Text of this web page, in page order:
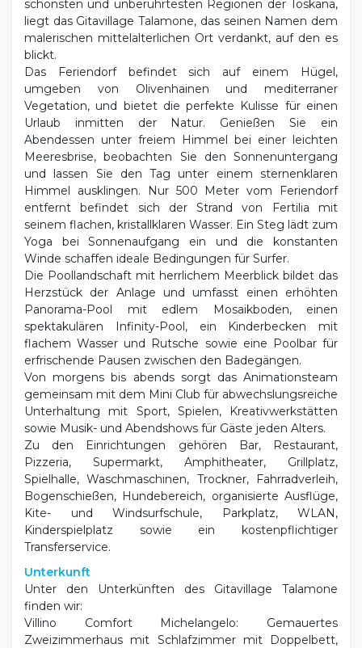
schönsten und unberührtesten Regionen der Toskana,
liegt das Gitavillage Talamone, das seinen Namen dem
malerischen mittelalterlichen Ort verdankt, auf den es
blickt.
Das Feriendorf befindet sich auf einem Hügel,
umgeben von Olivenhainen und mediterraner
Vegetation, und bietet die perfekte Kulisse für einen
Urlaub inmitten der Natur. Genießen Sie ein
Abendessen unter freiem Himmel bei einer leichten
Meeresbrise, beobachten Sie den Sonnenuntergang
und lassen Sie den Tag unter einem sternenklaren
Himmel ausklingen. Nur 500 Meter vom Feriendorf
entfernt befindet sich der Strand von Fertilia mit
seinem flachen, kristallklaren Wasser. Ein Steg lädt zum
Yoga bei Sonnenaufgang ein und die konstanten
Winde schaffen ideale Bedingungen für Surfer.
Die Poollandschaft mit herrlichem Meerblick bildet das
Herzstück der Anlage und umfasst einen erhöhten
Panorama-Pool mit edlem Mosaikboden, einen
spektakulären Infinity-Pool, ein Kinderbecken mit
flachem Wasser und Rutsche sowie eine Poolbar für
erfrischende Pausen zwischen den Badegängen.
Von morgens bis abends sorgt das Animationsteam
gemeinsam mit dem Mini Club für abwechslungsreiche
Unterhaltung mit Sport, Spielen, Kreativwerkstätten
sowie Musik- und Abendshows für Gäste jeden Alters.
Zu den Einrichtungen gehören Bar, Restaurant,
Pizzeria, Supermarkt, Amphitheater, Grillplatz,
Spielhalle, Waschmaschinen, Trockner, Fahrradverleih,
Bogenschießen, Hundebereich, organisierte Ausflüge,
Kite- und Windsurfschule, Parkplatz, WLAN,
Kinderspielplatz sowie ein kostenpflichtiger
Transferservice.
Unterkunft
Unter den Unterkünften des Gitavillage Talamone
finden wir:
Villino Comfort Michelangelo: Gemauertes
Zweizimmerhaus mit Schlafzimmer mit Doppelbett,